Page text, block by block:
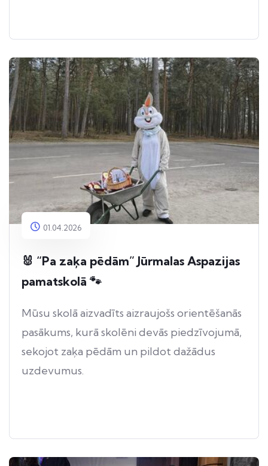
01.04.2026
🐰 “Pa zaķa pēdām” Jūrmalas Aspazijas
pamatskolā 🐾
Mūsu skolā aizvadīts aizraujošs orientēšanās
pasākums, kurā skolēni devās piedzīvojumā,
sekojot zaķa pēdām un pildot dažādus
uzdevumus.